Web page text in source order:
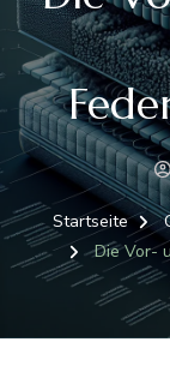
Startseite
Die Vor-